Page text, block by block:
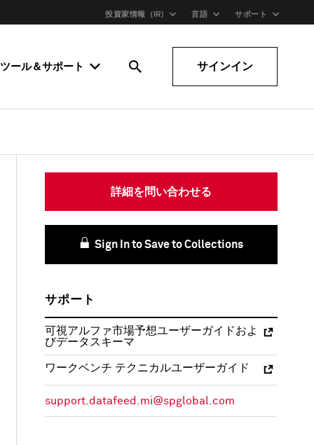
投資家情報（IR) 言語 サポート
ツール＆サポート サインイン
詳細を問い合わせる
Sign In to Save to Collections
サポート
可視アルファ市場予想ユーザーガイドおよ
びデータスキーマ
ワークベンチ テクニカルユーザーガイド
support.datafeed.mi@spglobal.com